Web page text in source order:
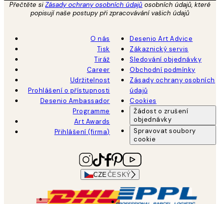
Přečtěte siZásady ochrany osobních údajů osobních údajů, které
popisují naše postupy při zpracovávání vašich údajů
O nás
Tisk
Tiráž
Career
Udržitelnost
Prohlášení o přístupnosti
Desenio Ambassador
Programme
Art Awards
Přihlášení (firma)
Desenio Art Advice
Zákaznický servis
Sledování objednávky
Obchodní podmínky
Zásady ochrany osobních
údajů
Cookies
Žádost o zrušení
objednávky
Spravovat soubory
cookie
CZE ČESKÝ